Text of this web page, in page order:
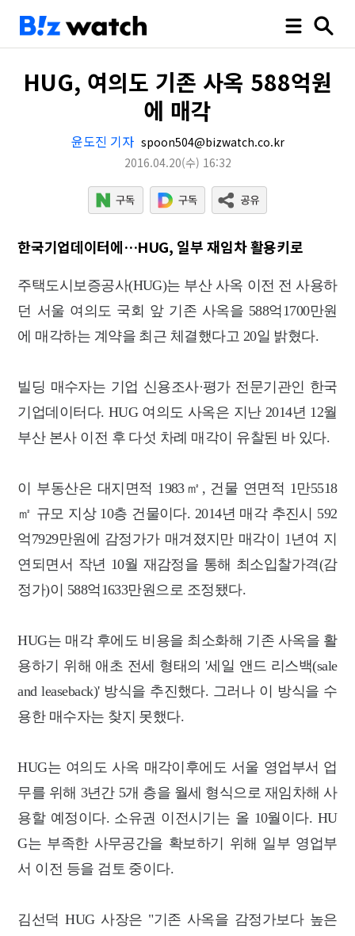
HUG, 여의도 기존 사옥 588억원
에 매각
윤도진 기자 spoon504@bizwatch.co.kr
2016.04.20(수) 16:32
한국기업데이터에…HUG, 일부 재임차 활용키로
주택도시보증공사(HUG)는 부산 사옥 이전 전 사용하
던 서울 여의도 국회 앞 기존 사옥을 588억1700만원
에 매각하는 계약을 최근 체결했다고 20일 밝혔다.
빌딩 매수자는 기업 신용조사·평가 전문기관인 한국
기업데이터다. HUG 여의도 사옥은 지난 2014년 12월
부산 본사 이전 후 다섯 차례 매각이 유찰된 바 있다.
이 부동산은 대지면적 1983㎡, 건물 연면적 1만5518
㎡ 규모 지상 10층 건물이다. 2014년 매각 추진시 592
억7929만원에 감정가가 매겨졌지만 매각이 1년여 지
연되면서 작년 10월 재감정을 통해 최소입찰가격(감
정가)이 588억1633만원으로 조정됐다.
HUG는 매각 후에도 비용을 최소화해 기존 사옥을 활
용하기 위해 애초 전세 형태의 '세일 앤드 리스백(sale
and leaseback)' 방식을 추진했다. 그러나 이 방식을 수
용한 매수자는 찾지 못했다.
HUG는 여의도 사옥 매각이후에도 서울 영업부서 업
무를 위해 3년간 5개 층을 월세 형식으로 재임차해 사
용할 예정이다. 소유권 이전시기는 올 10월이다. HU
G는 부족한 사무공간을 확보하기 위해 일부 영업부
서 이전 등을 검토 중이다.
김선덕 HUG 사장은 "기존 사옥을 감정가보다 높은